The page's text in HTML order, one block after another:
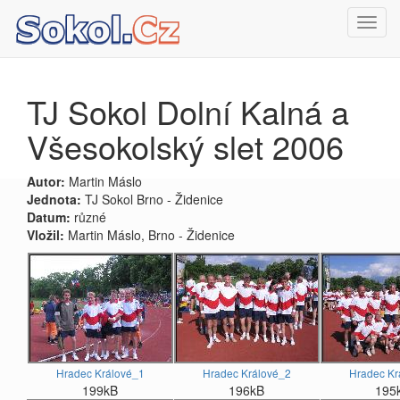
TJ Sokol Dolní Kalná a
Všesokolský slet 2006
Autor: Martin Máslo
Jednota: TJ Sokol Brno - Židenice
Datum: různé
Vložil: Martin Máslo, Brno - Židenice
Hradec Králové_1
199kB
Hradec Králové_2
196kB
Hradec